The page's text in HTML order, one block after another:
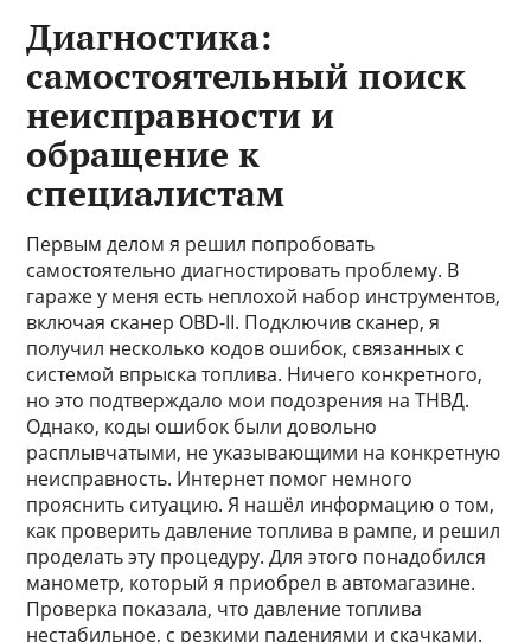
Диагностика:
самостоятельный поиск
неисправности и
обращение к
специалистам
Первым делом я решил попробовать
самостоятельно диагностировать проблему. В
гараже у меня есть неплохой набор инструментов,
включая сканер OBD-II. Подключив сканер, я
получил несколько кодов ошибок, связанных с
системой впрыска топлива. Ничего конкретного,
но это подтверждало мои подозрения на ТНВД.
Однако, коды ошибок были довольно
расплывчатыми, не указывающими на конкретную
неисправность. Интернет помог немного
прояснить ситуацию. Я нашёл информацию о том,
как проверить давление топлива в рампе, и решил
проделать эту процедуру. Для этого понадобился
манометр, который я приобрел в автомагазине.
Проверка показала, что давление топлива
нестабильное, с резкими падениями и скачками.